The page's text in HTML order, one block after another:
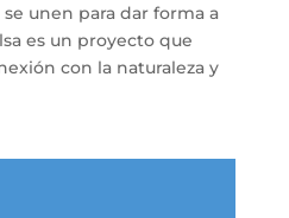
unen para dar forma a
es un proyecto que
con la naturaleza y